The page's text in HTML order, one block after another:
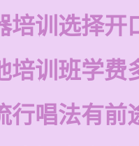
培训选择开
培训班学费
行唱法有前